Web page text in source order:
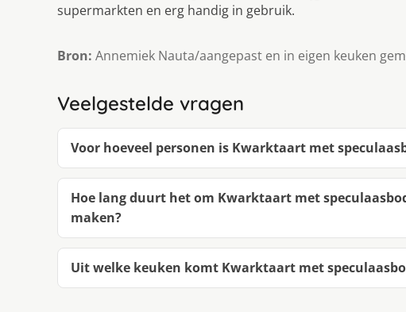
supermarkten en erg handig in gebruik.
Bron: Annemiek Nauta/aangepast en in eigen keuken
Veelgestelde vragen
Voor hoeveel personen is Kwarktaart met
Hoe lang duurt het om Kwarktaart met
maken?
Uit welke keuken komt Kwarktaart met